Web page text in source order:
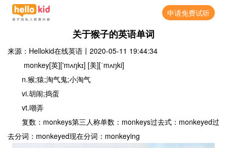
申请免费试听
关于猴子的英语单词
来源：Hellokid在线英语 丨 2020-05-11 19:44:34
monkey[英]['mʌŋkɪ] [美][ˈmʌŋki]
n.猴;猿;淘气鬼;小淘气
vi.胡闹;捣蛋
vt.嘲弄
复数：monkeys第三人称单数：monkeys过去式：monkeyed过
去分词：monkeyed现在分词：monkeying